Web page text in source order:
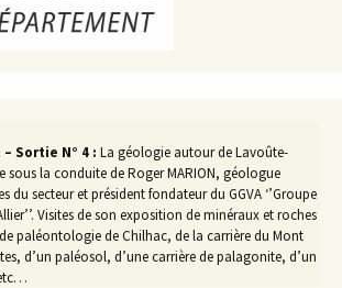
Sortie N° 4 : La géologie autour de Lavoûte-
sous la conduite de Roger MARION, géologue
du secteur et président fondateur du GGVA ‘’Groupe
Visites de son exposition de minéraux et roches
paléontologie de Chilhac, de la carrière du Mont
d’un paléosol, d’une carrière de palagonite, d’un